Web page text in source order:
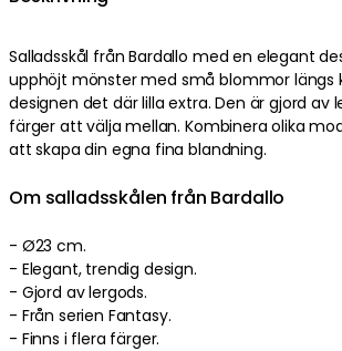
Salladsskål från Bardallo med en elegant
upphöjt mönster med små blommor längs
designen det där lilla extra. Den är gjord av
färger att välja mellan. Kombinera olika
att skapa din egna fina blandning.
Om salladsskålen från Bardallo
- Ø23 cm.
- Elegant, trendig design.
- Gjord av lergods.
- Från serien Fantasy.
- Finns i flera färger.